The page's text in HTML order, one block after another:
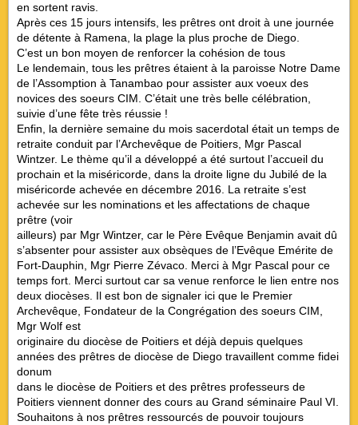
en sortent ravis.
Après ces 15 jours intensifs, les prêtres ont droit à une journée
de détente à Ramena, la plage la plus proche de Diego.
C’est un bon moyen de renforcer la cohésion de tous
Le lendemain, tous les prêtres étaient à la paroisse Notre Dame
de l’Assomption à Tanambao pour assister aux voeux des
novices des soeurs CIM. C’était une très belle célébration,
suivie d’une fête très réussie !
Enfin, la dernière semaine du mois sacerdotal était un temps de
retraite conduit par l’Archevêque de Poitiers, Mgr Pascal
Wintzer. Le thème qu’il a développé a été surtout l’accueil du
prochain et la miséricorde, dans la droite ligne du Jubilé de la
miséricorde achevée en décembre 2016. La retraite s’est
achevée sur les nominations et les affectations de chaque
prêtre (voir
ailleurs) par Mgr Wintzer, car le Père Evêque Benjamin avait dû
s’absenter pour assister aux obsèques de l’Evêque Emérite de
Fort-Dauphin, Mgr Pierre Zévaco. Merci à Mgr Pascal pour ce
temps fort. Merci surtout car sa venue renforce le lien entre nos
deux diocèses. Il est bon de signaler ici que le Premier
Archevêque, Fondateur de la Congrégation des soeurs CIM,
Mgr Wolf est
originaire du diocèse de Poitiers et déjà depuis quelques
années des prêtres de diocèse de Diego travaillent comme fidei
donum
dans le diocèse de Poitiers et des prêtres professeurs de
Poitiers viennent donner des cours au Grand séminaire Paul VI.
Souhaitons à nos prêtres ressourcés de pouvoir toujours